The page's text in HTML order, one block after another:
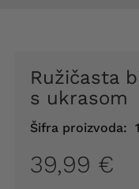
Ružičasta biserna clutch torbica
s ukrasom
Šifra proizvoda:
39,99 €